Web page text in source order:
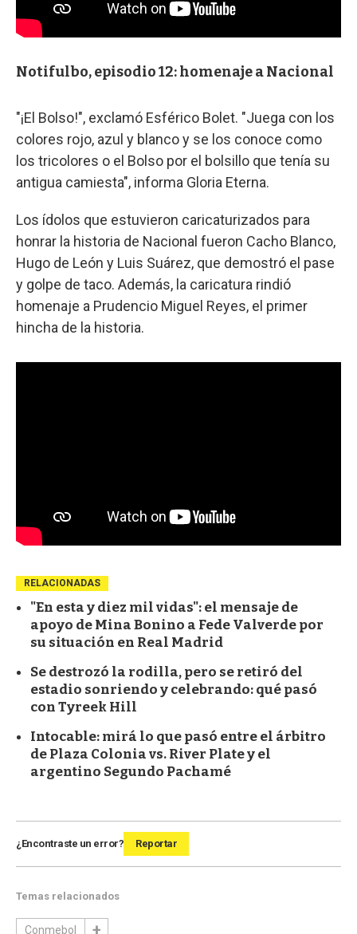
Notifulbo, episodio 12: homenaje a Nacional
"¡El Bolso!", exclamó Esférico Bolet. "Juega con los
colores rojo, azul y blanco y se los conoce como
los tricolores o el Bolso por el bolsillo que tenía su
antigua camiesta", informa Gloria Eterna.
Los ídolos que estuvieron caricaturizados para
honrar la historia de Nacional fueron Cacho Blanco,
Hugo de León y Luis Suárez, que demostró el pase
y golpe de taco. Además, la caricatura rindió
homenaje a Prudencio Miguel Reyes, el primer
hincha de la historia.
RELACIONADAS
"En esta y diez mil vidas": el mensaje de
apoyo de Mina Bonino a Fede Valverde por
su situación en Real Madrid
Se destrozó la rodilla, pero se retiró del
estadio sonriendo y celebrando: qué pasó
con Tyreek Hill
Intocable: mirá lo que pasó entre el árbitro
de Plaza Colonia vs. River Plate y el
argentino Segundo Pachamé
¿Encontraste un error? Reportar
Temas relacionados
Conmebol